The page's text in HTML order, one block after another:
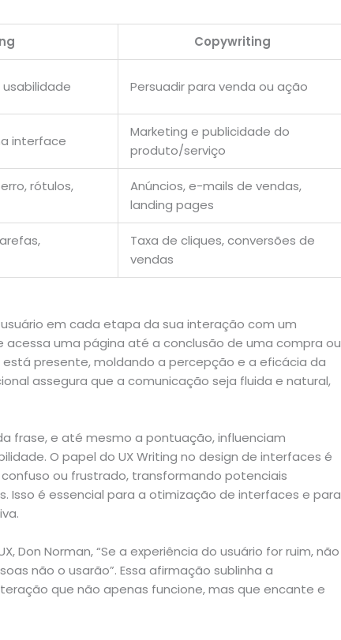
Copywriting
usabilidade Persuadir para venda ou ação
interface
Marketing e publicidade do
produto/serviço
rótulos,
Anúncios, e-mails de vendas,
landing pages
Taxa de cliques, conversões de
vendas
em cada etapa da sua interação com um
uma página até a conclusão de uma compra ou
presente, moldando a percepção e a eficácia da
assegura que a comunicação seja fluida e natural,
frase, e até mesmo a pontuação, influenciam
O papel do UX Writing no design de interfaces é
ou frustrado, transformando potenciais
Isso é essencial para a otimização de interfaces e para
Don Norman, “Se a experiência do usuário for ruim, não
não o usarão”. Essa afirmação sublinha a
que não apenas funcione, mas que encante e